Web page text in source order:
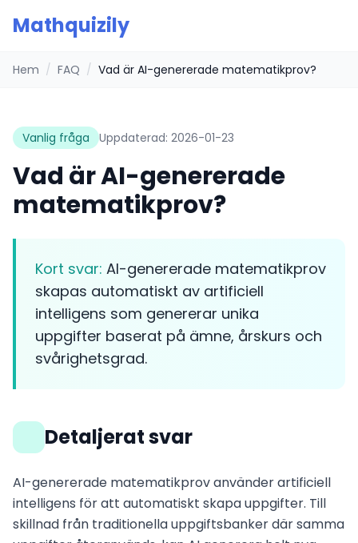
Mathquizily
Hem / FAQ / Vad är AI-genererade matematikprov?
Vanlig fråga Uppdaterad: 2026-01-23
Vad är AI-genererade
matematikprov?
Kort svar: AI-genererade matematikprov
skapas automatiskt av artificiell
intelligens som genererar unika
uppgifter baserat på ämne, årskurs och
svårighetsgrad.
Detaljerat svar
AI-genererade matematikprov använder artificiell
intelligens för att automatiskt skapa uppgifter. Till
skillnad från traditionella uppgiftsbanker där samma